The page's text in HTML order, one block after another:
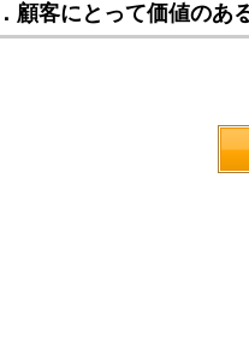
顧客にとって価値のあ